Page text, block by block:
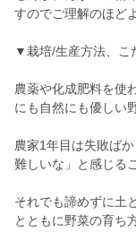
すのでご理解のほど
▼栽培/生産方法、こ
農薬や化成肥料を使
にも自然にも優しい
農家1年目は失敗ば
難しいな」と感じる
それでも諦めずに土
とともに野菜の育ち